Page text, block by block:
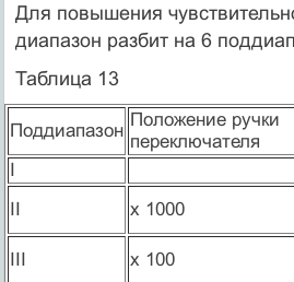
Для повышения
диапазон разбит на 6
Таблица 13
Поддиапазон
Положение ручки
переключателя
I
II
x 1000
III
x 100